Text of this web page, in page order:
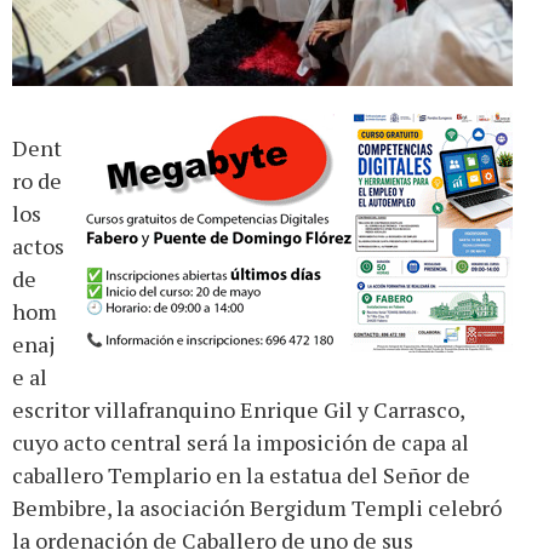
Dent
ro de
los
actos
de
hom
enaj
e al
escritor villafranquino Enrique Gil y Carrasco,
cuyo acto central será la imposición de capa al
caballero Templario en la estatua del Señor de
Bembibre, la asociación Bergidum Templi celebró
la ordenación de Caballero de uno de sus